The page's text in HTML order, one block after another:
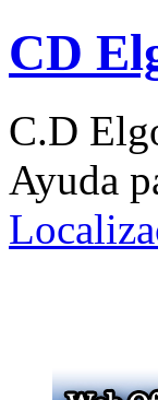
CD
C.D
Ayuda